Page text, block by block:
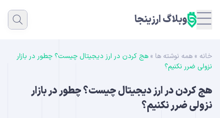
وبلاگ ارزینجا
خانه » همه نوشته ها » هج کردن در ارز دیجیتال چیست؟ چطور در بازار
نزولی ضرر نکنیم؟
هج کردن در ارز دیجیتال چیست؟ چطور در بازار
نزولی ضرر نکنیم؟